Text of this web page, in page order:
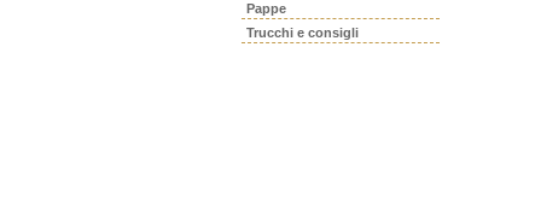
Pappe
Trucchi e consigli